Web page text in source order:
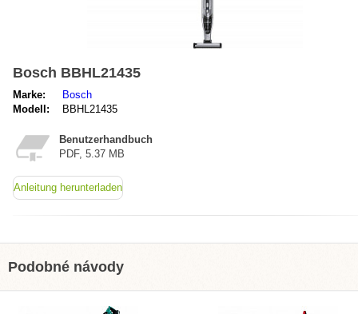
Bosch BBHL21435
Marke:
Bosch
Modell:
BBHL21435
Benutzerhandbuch
PDF, 5.37 MB
Anleitung herunterladen
Podobné návody